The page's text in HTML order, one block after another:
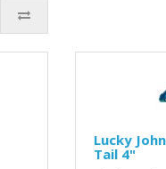
Lucky
Tail 4"